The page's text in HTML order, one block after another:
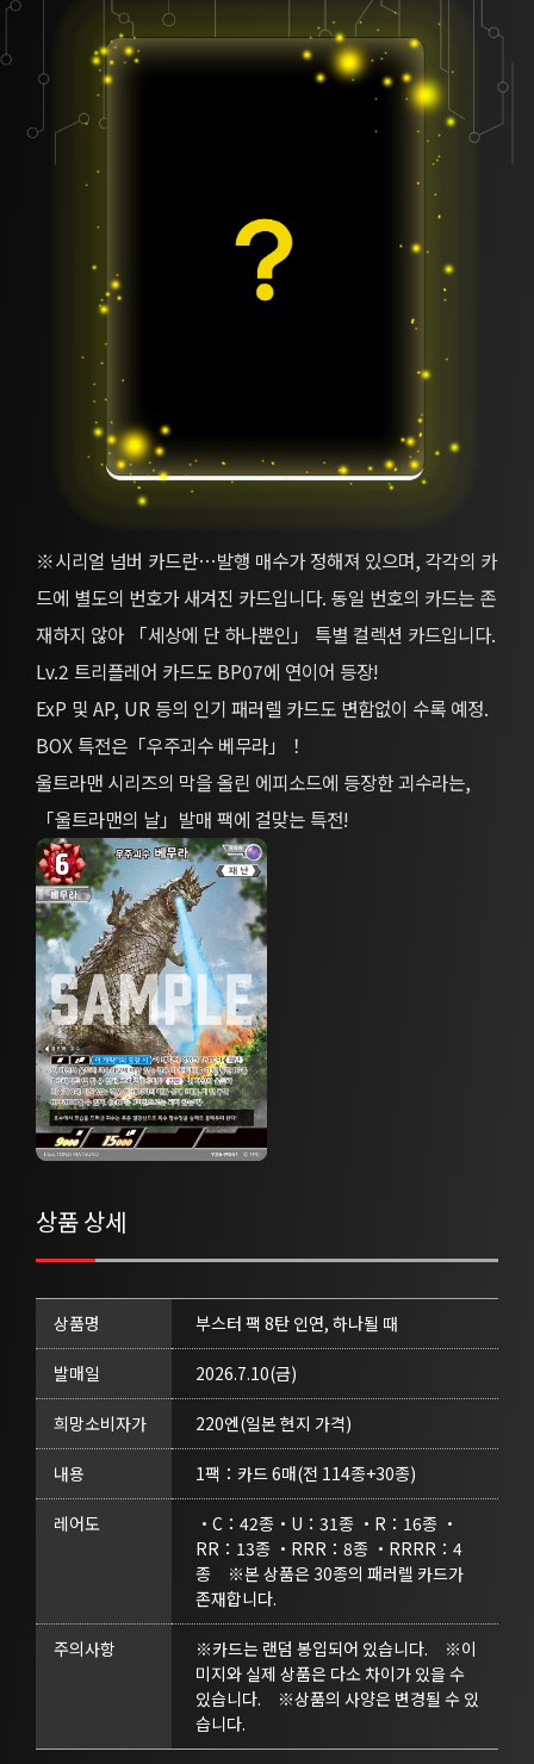
※시리얼 넘버 카드란…발행 매수가 정해져 있으며, 각각의 카
드에 별도의 번호가 새겨진 카드입니다. 동일 번호의 카드는 존
재하지 않아 「세상에 단 하나뿐인」 특별 컬렉션 카드입니다.
Lv.2 트리플레어 카드도 BP07에 연이어 등장!
ExP 및 AP, UR 등의 인기 패러렐 카드도 변함없이 수록 예정.
BOX 특전은「우주괴수 베무라」！
울트라맨 시리즈의 막을 올린 에피소드에 등장한 괴수라는,
「울트라맨의 날」발매 팩에 걸맞는 특전!
상품 상세
상품명 부스터 팩 8탄 인연, 하나될 때
발매일 2026.7.10(금)
희망소비자가 220엔(일본 현지 가격)
내용 1팩：카드 6매(전 114종+30종)
레어도
・C：42종・U：31종 ・R：16종 ・
RR：13종 ・RRR：8종 ・RRRR：4
종　※본 상품은 30종의 패러렐 카드가
존재합니다.
주의사항
※카드는 랜덤 봉입되어 있습니다.　※이
미지와 실제 상품은 다소 차이가 있을 수
있습니다.　※상품의 사양은 변경될 수 있
습니다.